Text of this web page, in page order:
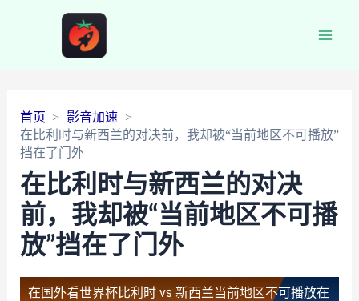
首页
影音加速
在比利时与新西兰的对决前，我却被“当前地区不可播放”
挡在了门外
在比利时与新西兰的对决
前，我却被“当前地区不可播
放”挡在了门外
在国外看世界杯比利时 vs 新西兰当前地区不可播放在